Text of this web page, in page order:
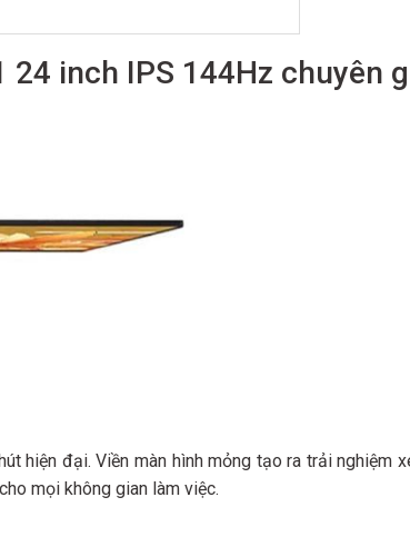
24 inch IPS 144Hz chuyên
hiện đại. Viền màn hình mỏng tạo ra trải nghiệm
mọi không gian làm việc.